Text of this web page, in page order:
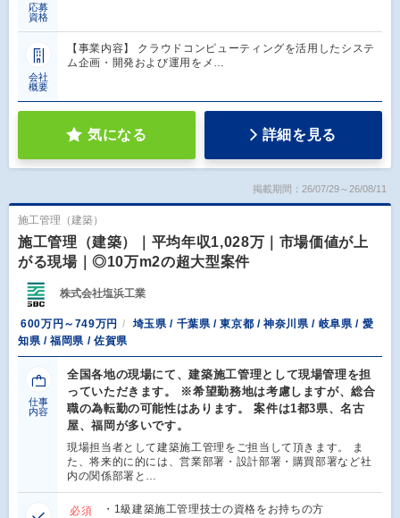
応募
資格
会社
概要
【事業内容】 クラウドコンピューティングを活用したシステ
ム企画・開発および運用をメ…
気になる 詳細を見る
掲載期間：26/07/29～26/08/11
施工管理（建築）
施工管理（建築）｜平均年収1,028万｜市場価値が上
がる現場｜◎10万m2の超大型案件
株式会社塩浜工業
600万円～749万円
埼玉県 / 千葉県 / 東京都 / 神奈川県 / 岐阜県 / 愛
知県 / 福岡県 / 佐賀県
仕事
内容
全国各地の現場にて、建築施工管理として現場管理を担
っていただきます。 ※希望勤務地は考慮しますが、総合
職の為転勤の可能性はあります。 案件は1都3県、名古
屋、福岡が多いです。
現場担当者として建築施工管理をご担当して頂きます。 ま
た、将来的に的には、営業部署・設計部署・購買部署など社
内の関係部署と…
必須
・1級建築施工管理技士の資格をお持ちの方